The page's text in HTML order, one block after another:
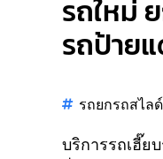
รถใหม่
รถป้าย
รถยกรถสไลด์
บริการรถเฮี๊ย